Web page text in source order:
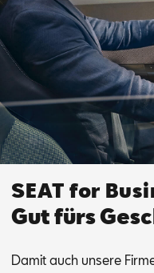
SEAT for
Gut fürs
Da­mit auch un­se­re